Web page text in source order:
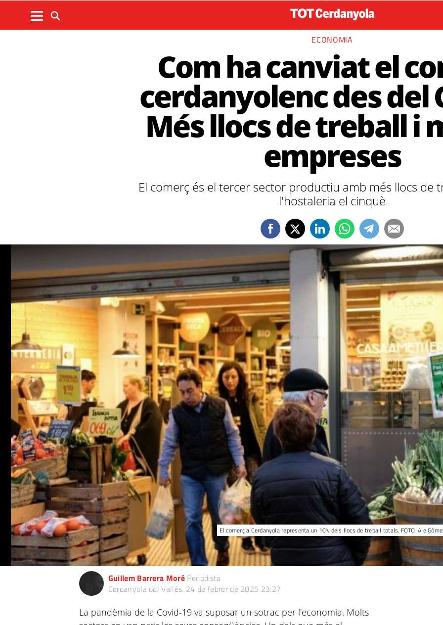
ECONOMIA
Com ha canviat el
cerdanyolenc des del
Més llocs de treball i
empreses
El comerç és el tercer sector productiu amb més llocs de
l'hostaleria el cinquè
El comerç a Cerdanyola representa un 10% dels llocs de treball totals. FOTO: Ale
Guillem Barrera Moré Periodista
Cerdanyola del Vallès. 24 de febrer de 2025 23:27
La pandèmia de la Covid-19 va suposar un sotrac per l'economia. Molts